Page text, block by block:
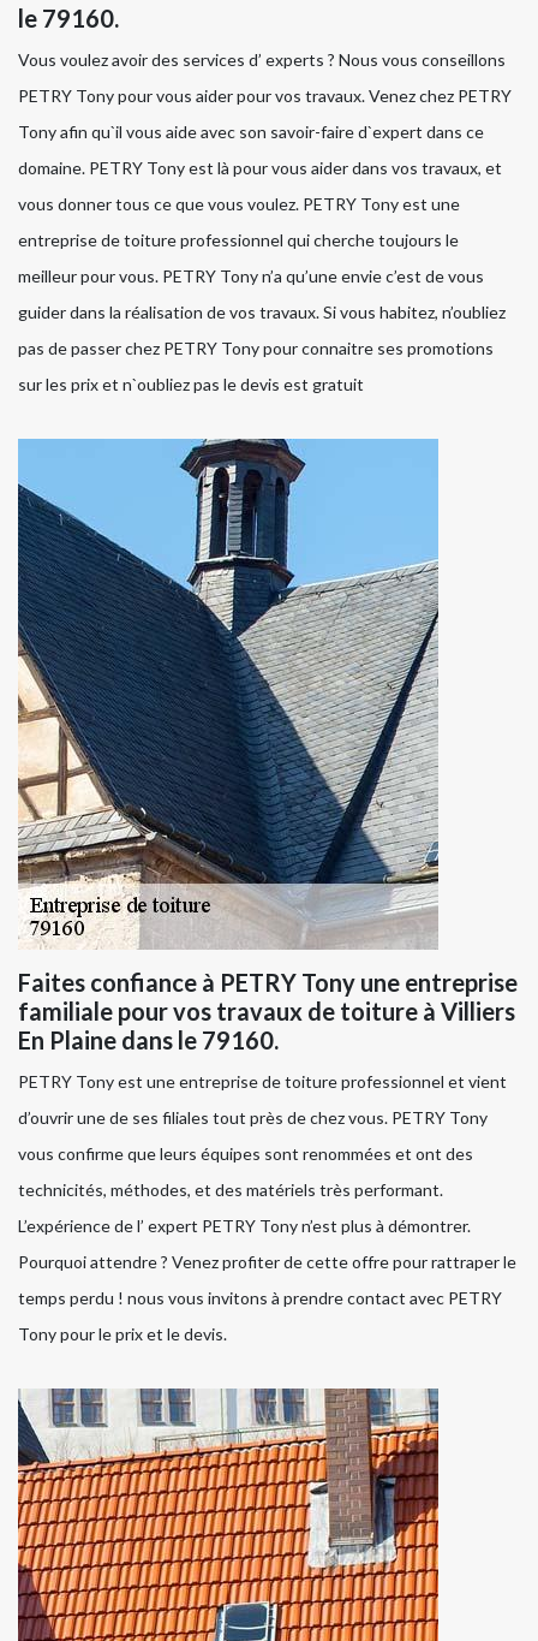
le 79160.
Vous voulez avoir des services d’ experts ? Nous vous conseillons
PETRY Tony pour vous aider pour vos travaux. Venez chez PETRY
Tony afin qu`il vous aide avec son savoir-faire d`expert dans ce
domaine. PETRY Tony est là pour vous aider dans vos travaux, et
vous donner tous ce que vous voulez. PETRY Tony est une
entreprise de toiture professionnel qui cherche toujours le
meilleur pour vous. PETRY Tony n’a qu’une envie c’est de vous
guider dans la réalisation de vos travaux. Si vous habitez, n’oubliez
pas de passer chez PETRY Tony pour connaitre ses promotions
sur les prix et n`oubliez pas le devis est gratuit
Faites confiance à PETRY Tony une entreprise
familiale pour vos travaux de toiture à Villiers
En Plaine dans le 79160.
PETRY Tony est une entreprise de toiture professionnel et vient
d’ouvrir une de ses filiales tout près de chez vous. PETRY Tony
vous confirme que leurs équipes sont renommées et ont des
technicités, méthodes, et des matériels très performant.
L’expérience de l’ expert PETRY Tony n’est plus à démontrer.
Pourquoi attendre ? Venez profiter de cette offre pour rattraper le
temps perdu ! nous vous invitons à prendre contact avec PETRY
Tony pour le prix et le devis.